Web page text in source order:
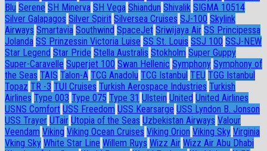
Blu Serene SH Minerva SH Vega Shiandun Shivalik SIGMA 10514
Silver Galapagos Silver Spirit Silversea Cruises SJ-100 Skylink
Airways Smartavia Southwind SpaceJet Sriwijaya Air SS Principessa
Jolanda SS Prinzessin Victoria Luise SS St. Louis SSJ 100 SSJ-NEW
Star Legend Star Pride Stella Australis Stokholm Super Guppy
Super-Caravelle Superjet 100 Swan Hellenic Symphony Symphony of
the Seas TAIS Talon-A TCG Anadolu TCG Istanbul TEU TGG Istanbul
Topaz TR -3 TUI Cruises Turkish Aerospace Industries Turkish
Airlines Type 003 Type 075 Type 31 Ulstein United United Airlines
USNS Comfort USS Freedom USS Kearsarge USS Lyndon B. Jonson
USS Trayer UTair Utopia of the Seas Uzbekistan Airways Valour
Veendam Viking Viking Ocean Cruises Viking Orion Viking Sky Virginia
Vking Sky White Star Line Willem Ruys Wizz Air Wizz Air Abu Dhabi